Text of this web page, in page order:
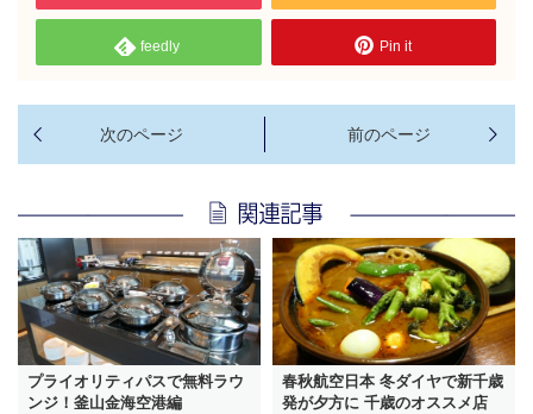
feedly Pin it
プライオリティパスで無料ラウ
ンジ！釜山金海空港編
春秋航空日本 冬ダイヤで新千歳
発が夕方に 千歳のオススメ店